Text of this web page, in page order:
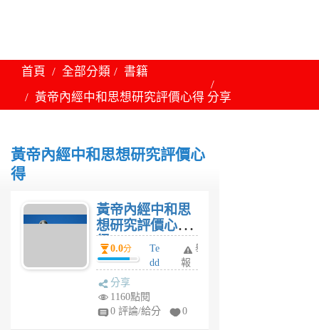
首頁 全部分類
書籍
黃帝內經中和思想研究評價心得 分享
黃帝內經中和思想研究評價心
得
黃帝內經中和思
想研究評價心
得0.0分
Te
dd
年
舉
報
分享
1160點閱
0 評論/給分
0